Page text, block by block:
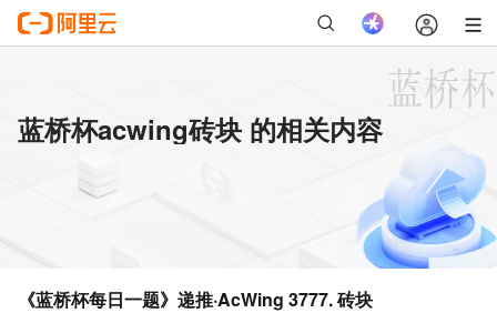
蓝桥杯acwing砖块 的相关内容
《蓝桥杯每日一题》递推·AcWing 3777. 砖块